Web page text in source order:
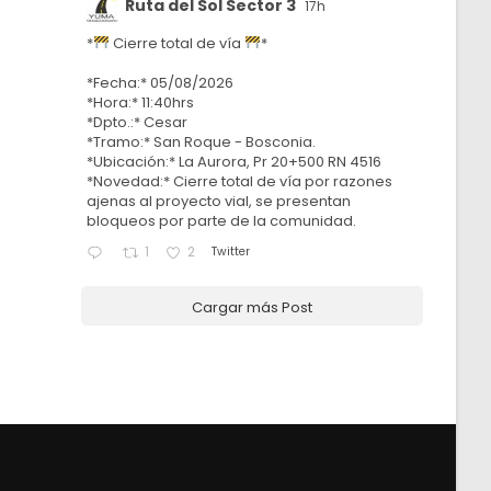
Ruta del Sol Sector 3 17h
* Cierre total de vía
*
*Fecha:* 05/08/2026
*Hora:* 11:40hrs
*Dpto.:* Cesar
*Tramo:* San Roque - Bosconia.
*Ubicación:* La Aurora, Pr 20+500 RN 4516
*Novedad:* Cierre total de vía por razones
ajenas al proyecto vial, se presentan
bloqueos por parte de la comunidad.
1 2 Twitter
Cargar más Post